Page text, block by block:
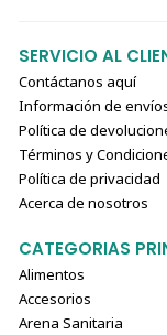
SERVICIO AL
Contáctanos aquí
Información de
Política de
Términos y
Política de privacidad
Acerca de nosotros
CATEGORIAS
Alimentos
Accesorios
Arena Sanitaria